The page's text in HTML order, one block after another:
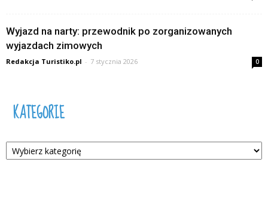
Wyjazd na narty: przewodnik po zorganizowanych
wyjazdach zimowych
Redakcja Turistiko.pl - 7 stycznia 2026 0
KATEGORIE
Kategorie